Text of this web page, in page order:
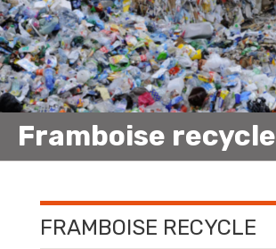
Framboise recycle
FRAMBOISE RECYCLE